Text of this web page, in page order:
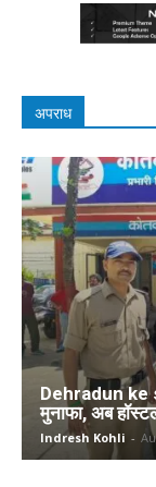
अपराध
Dehradun ke
मुनाफा, अब
Indresh Kohli -